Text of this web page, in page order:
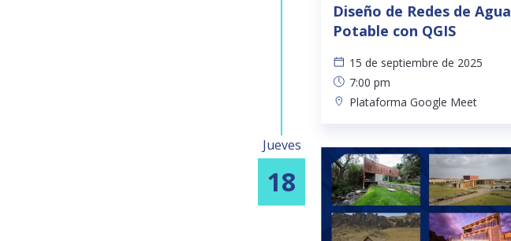
Diseño de Redes de Agua
Potable con QGIS
15 de septiembre de 2025
7:00 pm
Plataforma Google Meet
Jueves
18